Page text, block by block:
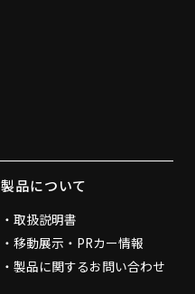
製品について
取扱説明書
移動展示・PRカー情報
製品に関するお問い合わせ